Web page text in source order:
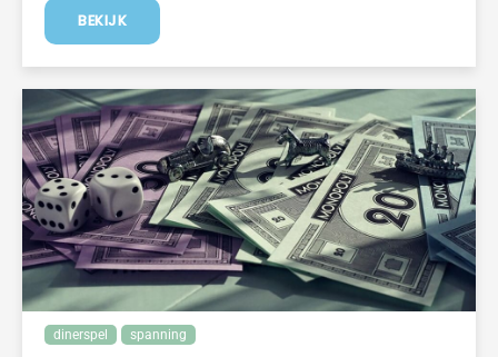
BEKIJK
dinerspel spanning